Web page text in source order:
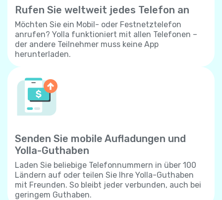
Rufen Sie weltweit jedes Telefon an
Möchten Sie ein Mobil- oder Festnetztelefon
anrufen? Yolla funktioniert mit allen Telefonen –
der andere Teilnehmer muss keine App
herunterladen.
Senden Sie mobile Aufladungen und
Yolla-Guthaben
Laden Sie beliebige Telefonnummern in über 100
Ländern auf oder teilen Sie Ihre Yolla-Guthaben
mit Freunden. So bleibt jeder verbunden, auch bei
geringem Guthaben.